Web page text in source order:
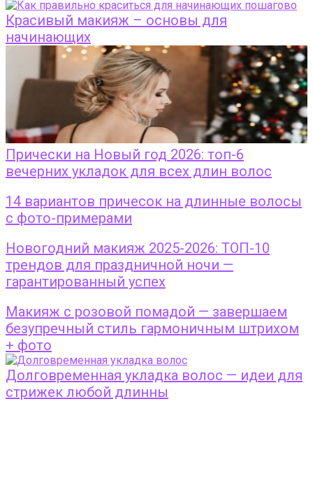
Красивый макияж – основы для
начинающих
Прически на Новый год 2026: топ-6
вечерних укладок для всех длин волос
14 вариантов причесок на длинные волосы
с фото-примерами
Новогодний макияж 2025-2026: ТОП-10
трендов для праздничной ночи —
гарантированный успех
Макияж с розовой помадой — завершаем
безупречный стиль гармоничным штрихом
+ фото
Долговременная укладка волос — идеи для
стрижек любой длинны